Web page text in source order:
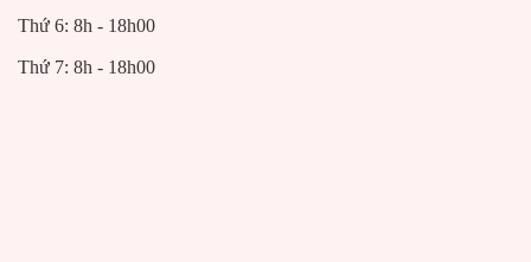
Thứ 6: 8h - 18h00
Thứ 7: 8h - 18h00